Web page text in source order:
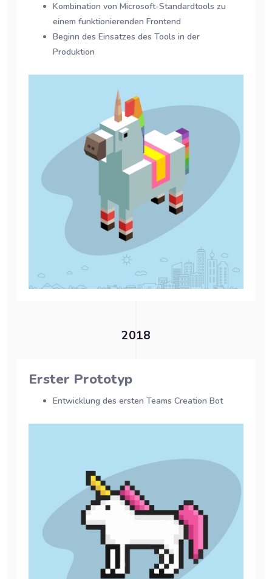
Kombination von Microsoft-Standardtools zu
einem funktionierenden Frontend
Beginn des Einsatzes des Tools in der
Produktion
2018
Erster Prototyp
Entwicklung des ersten Teams Creation Bot